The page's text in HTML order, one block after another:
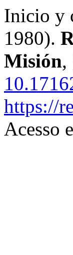
Inicio y
1980).
Misión,
https://
Acesso